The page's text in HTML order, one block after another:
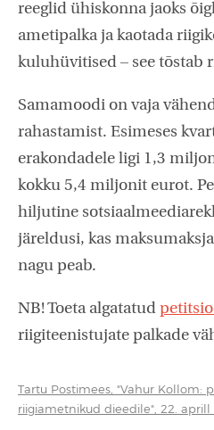
reeglid ühiskonna jaoks
ametipalka ja kaotada
kuluhüvitised – see tõstab
Samamoodi on vaja
rahastamist. Esimeses
erakondadele ligi 1,3
kokku 5,4 miljonit eurot.
hiljutine
järeldusi, kas
nagu peab.
NB! Toeta algatatud
riigiteenistujate palkade
Tartu Postimees, "Vahur Kollom:
riigiametnikud dieedile", 22. aprill